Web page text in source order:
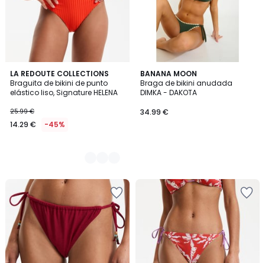
LA REDOUTE COLLECTIONS
Braguita de bikini de punto
elástico liso, Signature HELENA
25.99 €
14.29 € -45%
2
Colores
BANANA MOON
Braga de bikini anudada
DIMKA - DAKOTA
34.99 €